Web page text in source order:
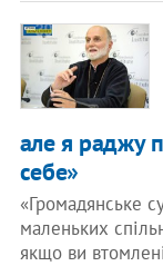
але я раджу
себе»
«Громадянське
маленьких
якщо ви